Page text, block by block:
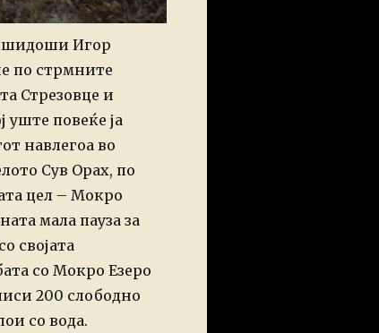
шидоши Игор
по стрмните
Стрезовце и
уште повеќе ја
навлегоа во
Сув Орах, по
цел – Мокро
мала пауза за
својата
со Мокро Езеро
200 слободно
со вода.